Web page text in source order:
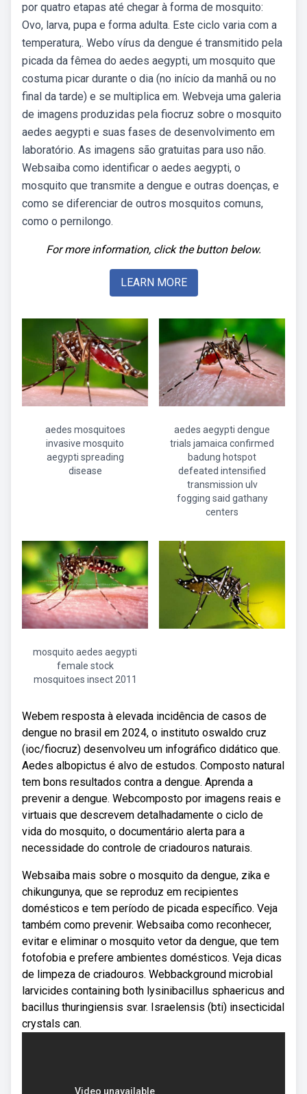
por quatro etapas até chegar à forma de mosquito:
Ovo, larva, pupa e forma adulta. Este ciclo varia com a
temperatura,. Webo vírus da dengue é transmitido pela
picada da fêmea do aedes aegypti, um mosquito que
costuma picar durante o dia (no início da manhã ou no
final da tarde) e se multiplica em. Webveja uma galeria
de imagens produzidas pela fiocruz sobre o mosquito
aedes aegypti e suas fases de desenvolvimento em
laboratório. As imagens são gratuitas para uso não.
Websaiba como identificar o aedes aegypti, o
mosquito que transmite a dengue e outras doenças, e
como se diferenciar de outros mosquitos comuns,
como o pernilongo.
For more information, click the button below.
LEARN MORE
aedes mosquitoes
invasive mosquito
aegypti spreading
disease
aedes aegypti dengue
trials jamaica confirmed
badung hotspot
defeated intensified
transmission ulv
fogging said gathany
centers
mosquito aedes aegypti
female stock
mosquitoes insect 2011
Webem resposta à elevada incidência de casos de
dengue no brasil em 2024, o instituto oswaldo cruz
(ioc/fiocruz) desenvolveu um infográfico didático que.
Aedes albopictus é alvo de estudos. Composto natural
tem bons resultados contra a dengue. Aprenda a
prevenir a dengue. Webcomposto por imagens reais e
virtuais que descrevem detalhadamente o ciclo de
vida do mosquito, o documentário alerta para a
necessidade do controle de criadouros naturais.
Websaiba mais sobre o mosquito da dengue, zika e
chikungunya, que se reproduz em recipientes
domésticos e tem período de picada específico. Veja
também como prevenir. Websaiba como reconhecer,
evitar e eliminar o mosquito vetor da dengue, que tem
fotofobia e prefere ambientes domésticos. Veja dicas
de limpeza de criadouros. Webbackground microbial
larvicides containing both lysinibacillus sphaericus and
bacillus thuringiensis svar. Israelensis (bti) insecticidal
crystals can.